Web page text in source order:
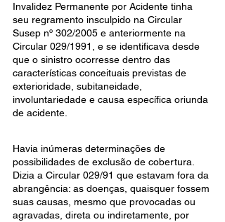
Invalidez Permanente por Acidente tinha
seu regramento insculpido na Circular
Susep nº 302/2005 e anteriormente na
Circular 029/1991, e se identificava desde
que o sinistro ocorresse dentro das
características conceituais previstas de
exterioridade, subitaneidade,
involuntariedade e causa específica oriunda
de acidente.
Havia inúmeras determinações de
possibilidades de exclusão de cobertura.
Dizia a Circular 029/91 que estavam fora da
abrangência: as doenças, quaisquer fossem
suas causas, mesmo que provocadas ou
agravadas, direta ou indiretamente, por